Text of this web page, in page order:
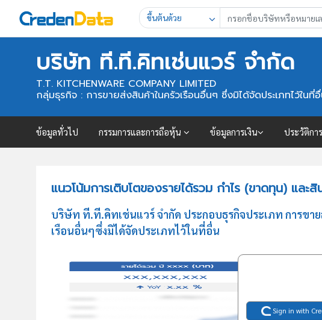
ขึ้นต้นด้วย
บริษัท ที.ที.คิทเช่นแวร์ จำกัด
T.T. KITCHENWARE COMPANY LIMITED
กลุ่มธุรกิจ : การขายส่งสินค้าในครัวเรือนอื่นๆ ซึ่งมิได้จัดประเภทไว้ในที่
ข้อมูลทั่วไป กรรมการและการถือหุ้น ข้อมูลการเงิน ประวัติกา
แนวโน้มการเติบโตของรายได้รวม กำไร (ขาดทุน) แล
บริษัท ที.ที.คิทเช่นแวร์ จำกัด ประกอบธุรกิจประเภท การขา
เรือนอื่นๆซึ่งมิได้จัดประเภทไว้ในที่อื่น
Sign in with